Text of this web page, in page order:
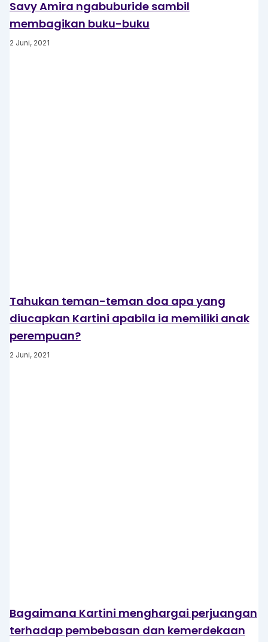
Savy Amira ngabuburide sambil
membagikan buku-buku
2 Juni, 2021
Tahukan teman-teman doa apa yang
diucapkan Kartini apabila ia memiliki anak
perempuan?
2 Juni, 2021
Bagaimana Kartini menghargai perjuangan
terhadap pembebasan dan kemerdekaan